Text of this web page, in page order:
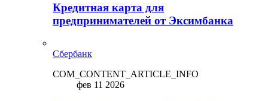
Кредитная карта для
предпринимателей от Эксимбанка
Сбербанк
COM_CONTENT_ARTICLE_INFO
фев 11 2026